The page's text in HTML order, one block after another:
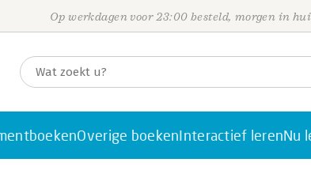
Op werkdagen voor 23:00 besteld, morgen in
Overige boekenInteractief lerenNu